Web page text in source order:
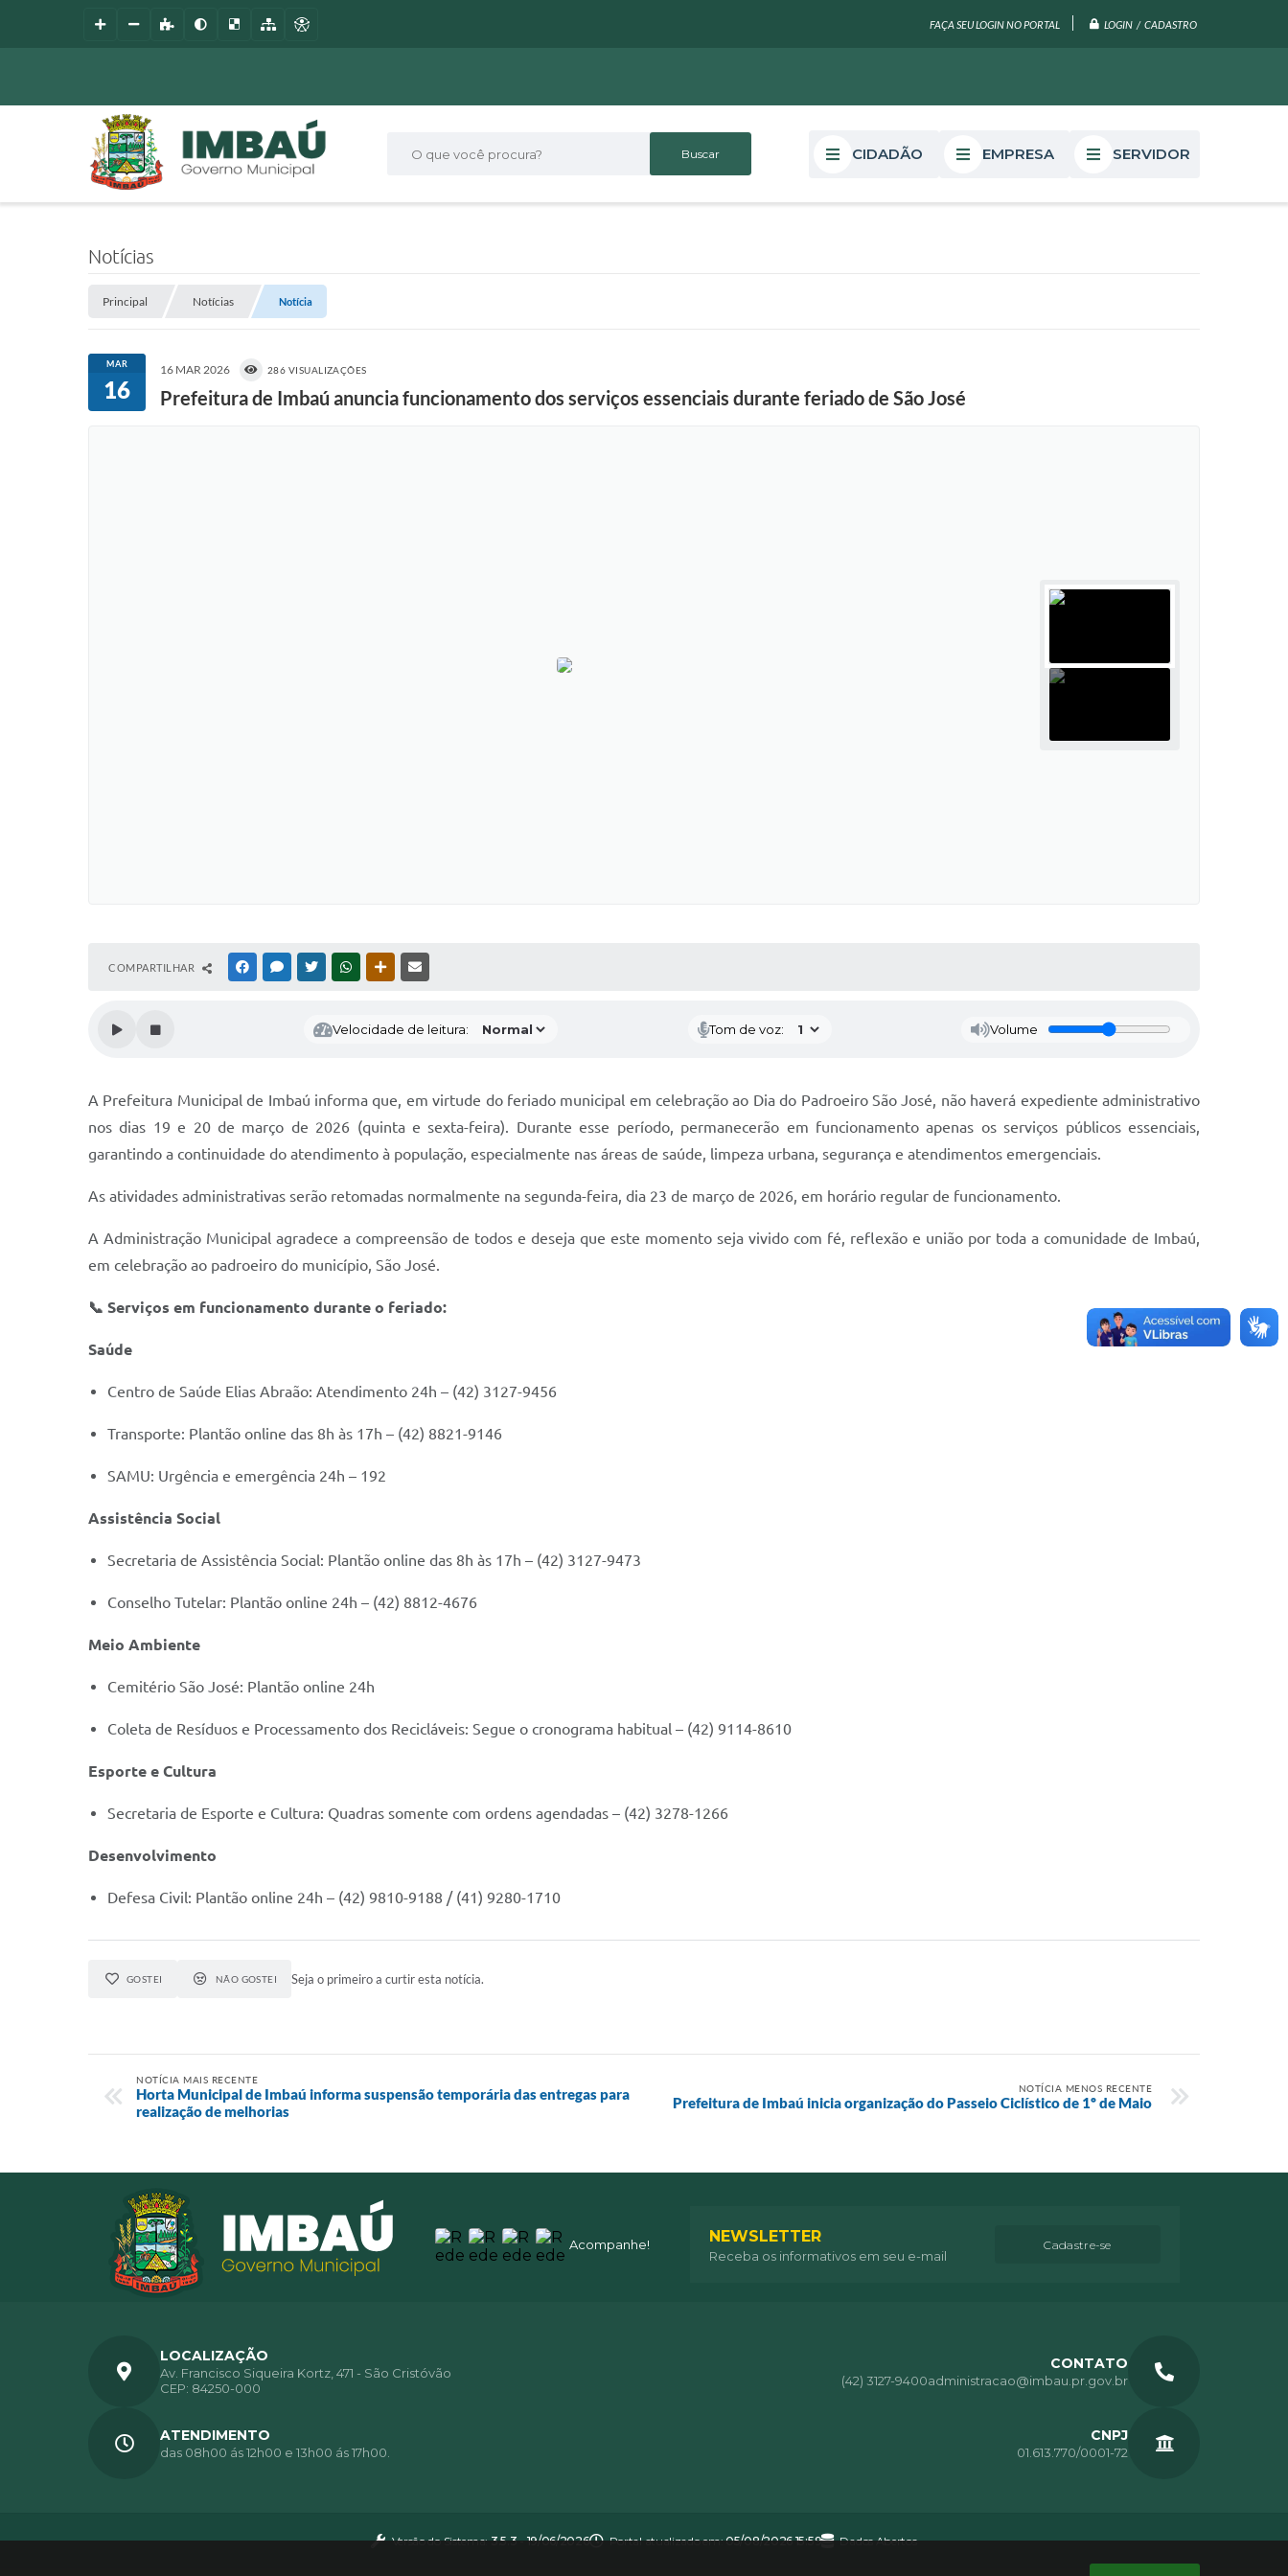
FAÇA SEU LOGIN NO PORTAL LOGIN / CADASTRO
O que você procura? CIDADÃO EMPRESA SERVIDOR
Notícias
Principal Notícias Notícia
MAR
16
16 MAR 2026 286 VISUALIZAÇÕES
Prefeitura de Imbaú anuncia funcionamento dos serviços essenciais durante feriado de São José
COMPARTILHAR FACEBOOKMESSENGER
TWITTERWHATSAPPOUTRAS MÍDIAS
Velocidade de leitura: Tom de voz: Volume
A Prefeitura Municipal de Imbaú informa que, em virtude do feriado municipal em celebração ao Dia do Padroeiro São José, não haverá expediente administrativo
nos dias 19 e 20 de março de 2026 (quinta e sexta-feira). Durante esse período, permanecerão em funcionamento apenas os serviços públicos essenciais,
garantindo a continuidade do atendimento à população, especialmente nas áreas de saúde, limpeza urbana, segurança e atendimentos emergenciais.
As atividades administrativas serão retomadas normalmente na segunda-feira, dia 23 de março de 2026, em horário regular de funcionamento.
A Administração Municipal agradece a compreensão de todos e deseja que este momento seja vivido com fé, reflexão e união por toda a comunidade de Imbaú,
em celebração ao padroeiro do município, São José.
📞 Serviços em funcionamento durante o feriado:
Saúde
Centro de Saúde Elias Abraão: Atendimento 24h – (42) 3127-9456
Transporte: Plantão online das 8h às 17h – (42) 8821-9146
SAMU: Urgência e emergência 24h – 192
Assistência Social
Secretaria de Assistência Social: Plantão online das 8h às 17h – (42) 3127-9473
Conselho Tutelar: Plantão online 24h – (42) 8812-4676
Meio Ambiente
Cemitério São José: Plantão online 24h
Coleta de Resíduos e Processamento dos Recicláveis: Segue o cronograma habitual – (42) 9114-8610
Esporte e Cultura
Secretaria de Esporte e Cultura: Quadras somente com ordens agendadas – (42) 3278-1266
Desenvolvimento
Defesa Civil: Plantão online 24h – (42) 9810-9188 / (41) 9280-1710
GOSTEI NÃO GOSTEI Seja o primeiro a curtir esta notícia.
NOTÍCIA MAIS RECENTE
Horta Municipal de Imbaú informa suspensão temporária das entregas para
realização de melhorias
NOTÍCIA MENOS RECENTE
Prefeitura de Imbaú inicia organização do Passeio Ciclístico de 1º de Maio
Acompanhe! NEWSLETTER
Receba os informativos em seu e-mail
Cadastre-se
LOCALIZAÇÃO
Av. Francisco Siqueira Kortz, 471 - São Cristóvão
CEP: 84250-000
CONTATO
(42) 3127-9400administracao@imbau.pr.gov.br
ATENDIMENTO
das 08h00 ás 12h00 e 13h00 ás 17h00.
CNPJ
01.613.770/0001-72
Versão do Sistema:3.5.3 - 19/06/2026 Portal atualizado em:05/08/2026 15:59 Dados Abertos